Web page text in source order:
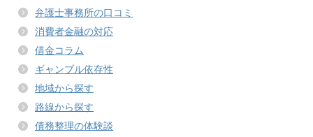
弁護士事務所の口コミ
消費者金融の対応
借金コラム
ギャンブル依存性
地域から探す
路線から探す
債務整理の体験談